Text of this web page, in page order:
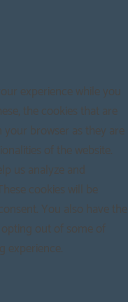
experience while you
the cookies that are
browser as they are
of the website.
us analyze and
cookies will be
You also have the
out of some of
experience.